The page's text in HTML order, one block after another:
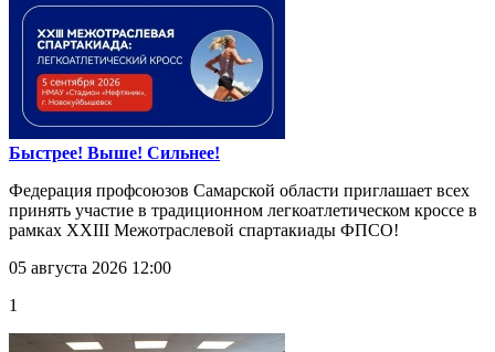
Быстрее! Выше! Сильнее!
Федерация профсоюзов Самарской области приглашает всех
принять участие в традиционном легкоатлетическом кроссе в
рамках XXIII Межотраслевой спартакиады ФПСО!
05 августа 2026 12:00
1